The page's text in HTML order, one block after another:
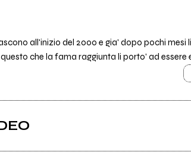
all'inizio del 2000 e gia' dopo pochi
che la fama raggiunta li porto' ad essere